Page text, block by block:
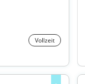
Vollzeit